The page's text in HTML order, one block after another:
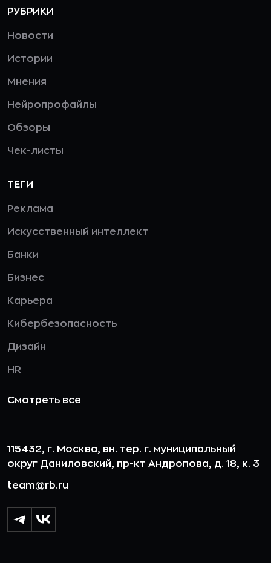
РУБРИКИ
Новости
Истории
Мнения
Нейропрофайлы
Обзоры
Чек-листы
ТЕГИ
Реклама
Искусственный интеллект
Банки
Бизнес
Карьера
Кибербезопасность
Дизайн
HR
Смотреть все
115432, г. Москва, вн. тер. г. муниципальный
округ Даниловский, пр-кт Андропова, д. 18, к. 3
team@rb.ru